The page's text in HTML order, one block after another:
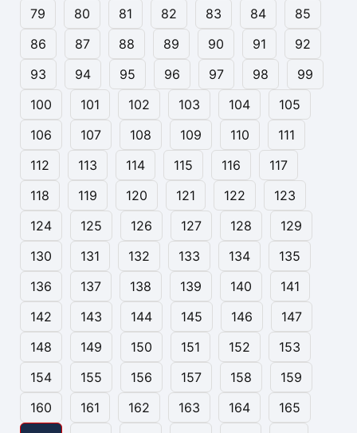
79
80 81 82 83 84
85
86
87 88 89 90 91
92
93
94 95 96 97 98
99
100
101 102 103 104
105
106
107 108 109 110
111
112
113 114 115 116
117
118
119 120 121 122
123
124
125 126 127 128
129
130
131 132 133 134
135
136
137 138 139 140
141
142
143 144 145 146
147
148
149 150 151 152
153
154
155 156 157 158
159
160
161 162 163 164
165